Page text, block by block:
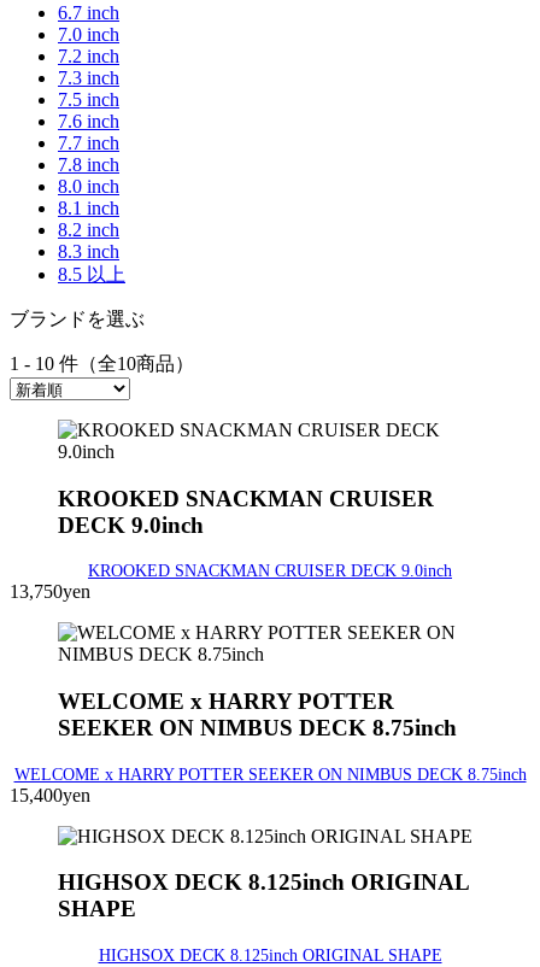
6.7 inch
7.0 inch
7.2 inch
7.3 inch
7.5 inch
7.6 inch
7.7 inch
7.8 inch
8.0 inch
8.1 inch
8.2 inch
8.3 inch
8.5 以上
ブランドを選ぶ
1 - 10 件（全10商品）
KROOKED SNACKMAN CRUISER
DECK 9.0inch
KROOKED SNACKMAN CRUISER DECK 9.0inch
13,750yen
WELCOME x HARRY POTTER
SEEKER ON NIMBUS DECK 8.75inch
WELCOME x HARRY POTTER SEEKER ON NIMBUS DECK 8.75inch
15,400yen
HIGHSOX DECK 8.125inch ORIGINAL
SHAPE
HIGHSOX DECK 8.125inch ORIGINAL SHAPE